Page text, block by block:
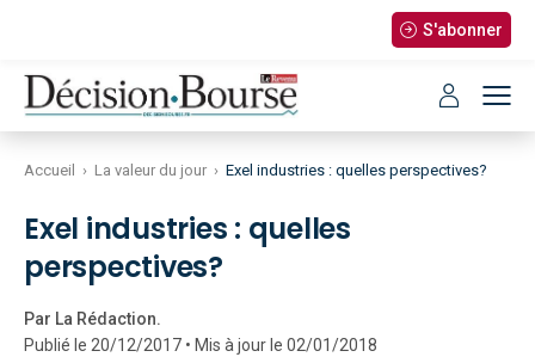
S'abonner
Accueil › La valeur du jour › Exel industries : quelles perspectives?
Exel industries : quelles
perspectives?
Par La Rédaction.
Publié le 20/12/2017 • Mis à jour le 02/01/2018